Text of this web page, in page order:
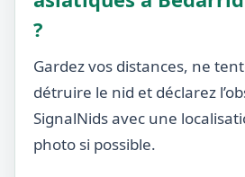
?
Gardez vos distances, ne
détruire le nid et déclarez
SignalNids avec une
photo si possible.